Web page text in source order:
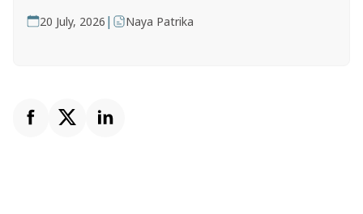
20 July, 2026 | Naya Patrika